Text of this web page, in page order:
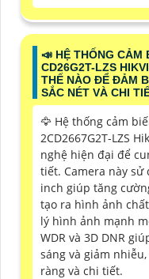
📣 HỆ THỐNG CẢM
CD26G2T-LZS
THẾ NÀO ĐỂ ĐẢM
SẮC NÉT VÀ CHI
🦅 Hệ thống cảm
2CD2667G2T-LZS
nghệ hiện đại để
tiết. Camera này sử
inch giúp tăng
tạo ra hình ảnh
lý hình ảnh mạnh
WDR và 3D DNR
sáng và giảm
ràng và chi tiết.